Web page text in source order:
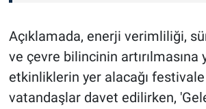
Açıklamada, enerji verimliliği,
ve çevre bilincinin artırılmasına
etkinliklerin yer alacağı
vatandaşlar davet edilirken,